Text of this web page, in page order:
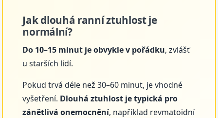
Jak dlouhá ranní ztuhlost je
normální?
Do 10–15 minut je obvykle v pořádku, zvlášť
u starších lidí.
Pokud trvá déle než 30–60 minut, je vhodné
vyšetření. Dlouhá ztuhlost je typická pro
zánětlivá onemocnění, například revmatoidní